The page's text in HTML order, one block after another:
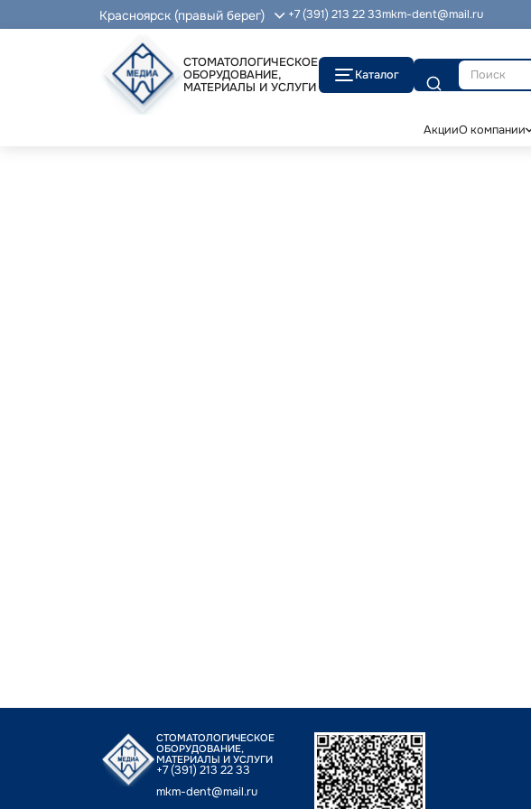
Красноярск (правый берег) +7 (391) 213 22 33mkm-dent@mail.ru
СТОМАТОЛОГИЧЕСКОЕ
ОБОРУДОВАНИЕ,
МАТЕРИАЛЫ И УСЛУГИ
Каталог
Поиск
АкцииО компании
СТОМАТОЛОГИЧЕСКОЕ
ОБОРУДОВАНИЕ,
МАТЕРИАЛЫ И УСЛУГИ
+7 (391) 213 22 33
mkm-dent@mail.ru